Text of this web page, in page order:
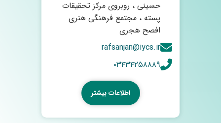
حسینی ، روبروی مرکز تحقیقات
پسته ، مجتمع فرهنگی هنری
افصح هجری
rafsanjan@iycs.ir
۰۳۴۳۴۲۵۸۸۸۹
اطلاعات بیشتر